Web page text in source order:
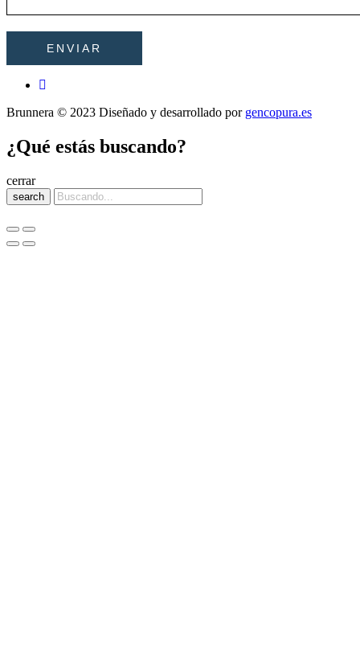
Brunnera © 2023 Diseñado y desarrollado por gencopura.es
¿Qué estás buscando?
cerrar
search